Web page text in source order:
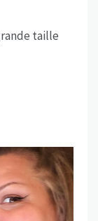
taille